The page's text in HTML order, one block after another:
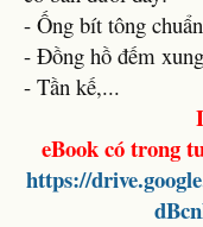
- Ống bít tông chuẩn
- Đồng hồ đếm xung
- Tần kế,...
eBook có trong
https://